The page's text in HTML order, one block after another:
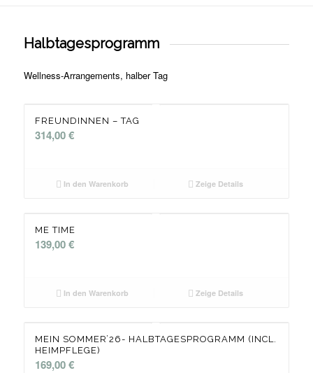
Halbtagesprogramm
Wellness-Arrangements, halber Tag
FREUNDINNEN – TAG
314,00€
In den Warenkorb Zeige Details
ME TIME
139,00€
In den Warenkorb Zeige Details
MEIN SOMMER’26- HALBTAGESPROGRAMM (INCL.
HEIMPFLEGE)
169,00€